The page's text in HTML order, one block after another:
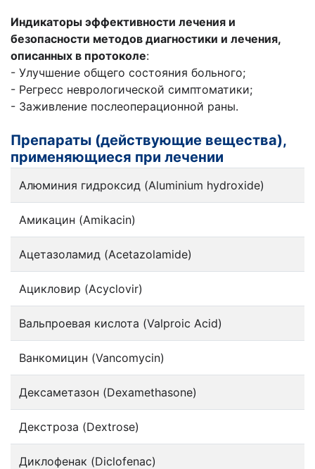
Индикаторы эффективности лечения и
безопасности методов диагностики и лечения,
описанных в протоколе:
- Улучшение общего состояния больного;
- Регресс неврологической симптоматики;
- Заживление послеоперационной раны.
Препараты (действующие вещества),
применяющиеся при лечении
Алюминия гидроксид (Aluminium hydroxide)
Амикацин (Amikacin)
Ацетазоламид (Acetazolamide)
Ацикловир (Acyclovir)
Вальпроевая кислота (Valproic Acid)
Ванкомицин (Vancomycin)
Дексаметазон (Dexamethasone)
Декстроза (Dextrose)
Диклофенак (Diclofenac)